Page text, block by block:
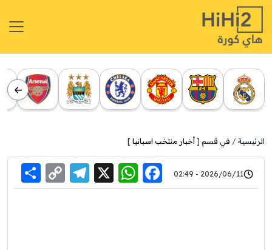
الرئيسية في قسم [ أخبار منتخب اسبانيا ]
2026/06/11 - 02:49
Facebook
WhatsApp
X
Link